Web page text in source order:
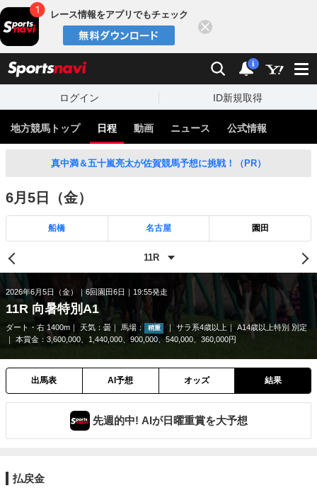
レース情報をアプリでもチェック
検索 通知
i
ログイン ID新規取得
地方競馬トップ 日程 動画 ニュース 公式情報
真中満＆五十嵐亮太が佐賀競馬予想に挑戦！（PR）
6月5日（金）
船橋 名古屋 園田
2026年6月5日（金） 6回園田6日 19:55発走
11R 向暑特別A1
ダート・右 1400m 天気： 曇 馬場： 稍重 サラ系4歳以上
A14歳以上特別 別定
本賞金：3,600,000、1,440,000、900,000、540,000、360,000円
出馬表 AI予想 オッズ 結果
先週的中! AIが日曜重賞を大予想
払戻金